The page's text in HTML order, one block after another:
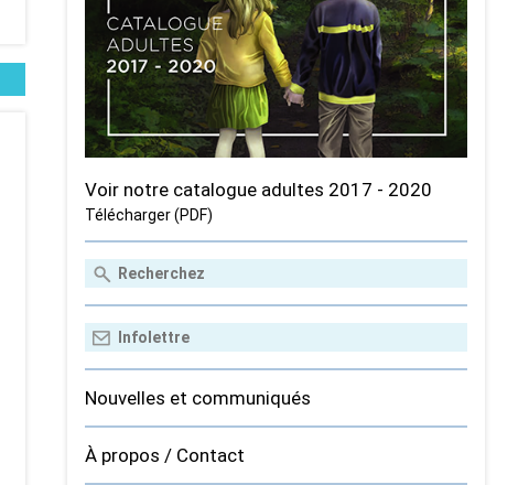
Voir notre catalogue adultes 2017 - 2020
Télécharger (PDF)
Nouvelles et communiqués
À propos / Contact